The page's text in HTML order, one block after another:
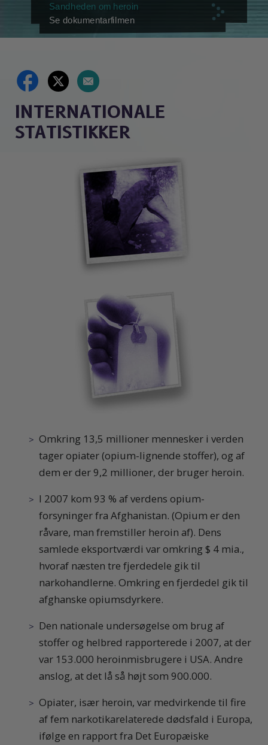
Sandheden om heroin
Se dokumentarfilmen
INTERNATIONALE
STATISTIKKER
Omkring 13,5 millioner mennesker i verden
tager opiater (opium-lignende stoffer), og af
dem er der 9,2 millioner, der bruger heroin.
I 2007 kom 93 % af verdens opium-
forsyninger fra Afghanistan. (Opium er den
råvare, man fremstiller heroin af). Dens
samlede eksportværdi var omkring $ 4 mia.,
hvoraf næsten tre fjerdedele gik til
narkohandlerne. Omkring en fjerdedel gik til
afghanske opiumsdyrkere.
Den nationale undersøgelse om brug af
stoffer og helbred rapporterede i 2007, at der
var 153.000 heroinmisbrugere i USA. Andre
anslog, at det lå så højt som 900.000.
Opiater, især heroin, var medvirkende til fire
af fem narkotikarelaterede dødsfald i Europa,
ifølge en rapport fra Det Europæiske